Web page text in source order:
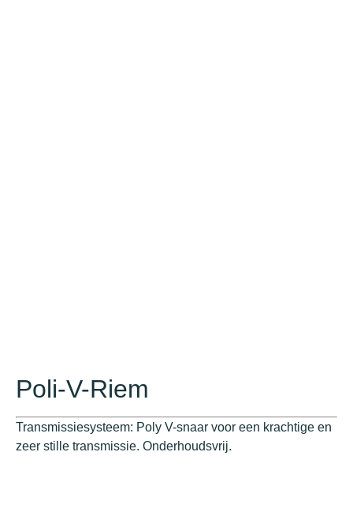
Poli-V-Riem
Transmissiesysteem: Poly V-snaar voor een krachtige en
zeer stille transmissie. Onderhoudsvrij.